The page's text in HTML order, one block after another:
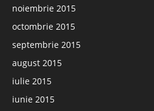
noiembrie 2015
octombrie 2015
septembrie 2015
august 2015
iulie 2015
iunie 2015